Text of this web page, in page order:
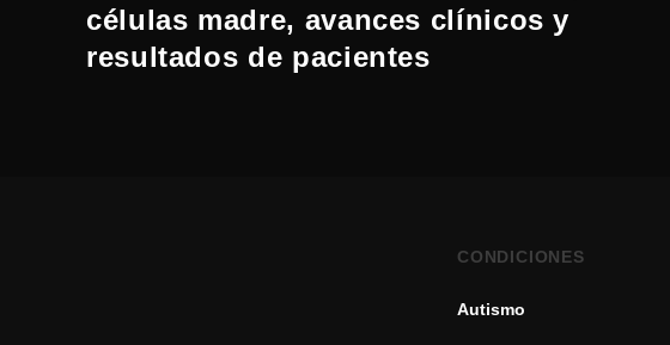
células madre, avances clínicos y
resultados de pacientes
CONDICIONES
Autismo